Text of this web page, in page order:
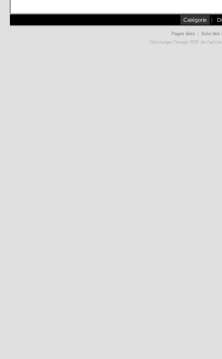
Catégorie |
Pages liées
Suivi des
Telecharger l'image PDF de